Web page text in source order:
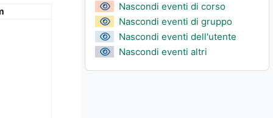
Nascondi eventi di corso
Nascondi eventi di gruppo
Nascondi eventi dell'utente
Nascondi eventi altri
maggio
evento, domenica 4 maggio